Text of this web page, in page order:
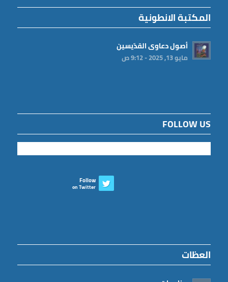
المكتبة الانطونية
أصول دعاوى القدّيسين
مايو 13, 2025 - 9:12 ص
FOLLOW US
Follow
on Twitter
العظات